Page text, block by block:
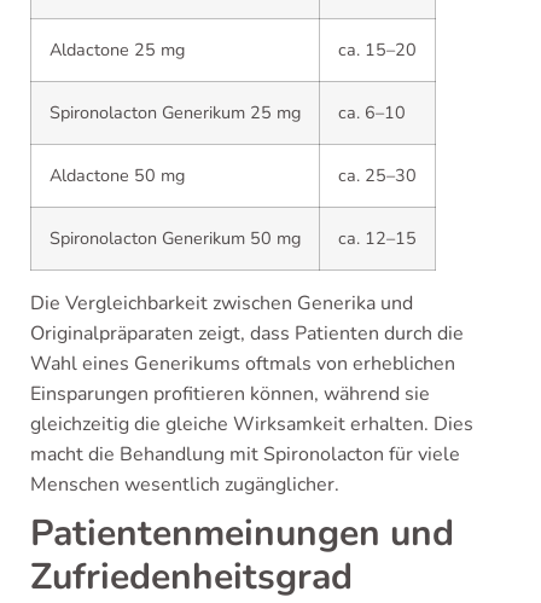
Aldactone 25 mg ca. 15–20
Spironolacton Generikum 25 mg ca. 6–10
Aldactone 50 mg ca. 25–30
Spironolacton Generikum 50 mg ca. 12–15
Die Vergleichbarkeit zwischen Generika und
Originalpräparaten zeigt, dass Patienten durch die
Wahl eines Generikums oftmals von erheblichen
Einsparungen profitieren können, während sie
gleichzeitig die gleiche Wirksamkeit erhalten. Dies
macht die Behandlung mit Spironolacton für viele
Menschen wesentlich zugänglicher.
Patientenmeinungen und
Zufriedenheitsgrad